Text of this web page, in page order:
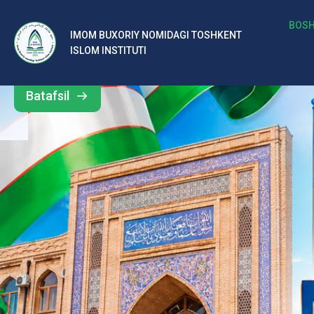
IMOM BUXORIY NOMIDAGI TOSHKENT
ISLOM INSTITUTI
b
al
ar
o‘
rt
a
si
d
Barcha
yangiliklar
Batafsil